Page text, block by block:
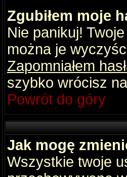
Zgubiłem moje
Nie panikuj!
można je
Zapomniałem
szybko wrócisz
Powrót do góry
Jak mogę
Wszystkie twoje